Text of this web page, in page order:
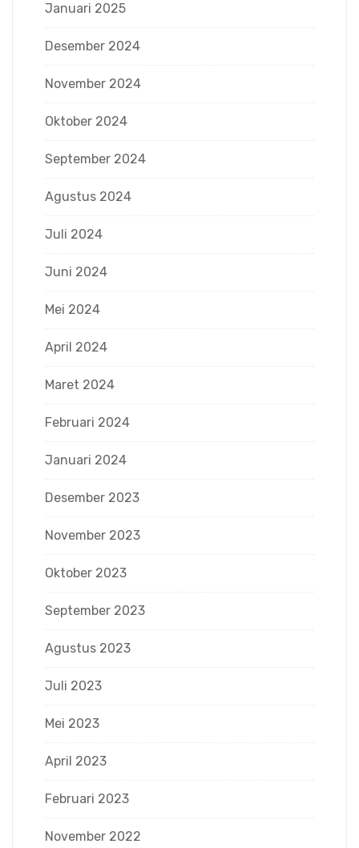
Januari 2025
Desember 2024
November 2024
Oktober 2024
September 2024
Agustus 2024
Juli 2024
Juni 2024
Mei 2024
April 2024
Maret 2024
Februari 2024
Januari 2024
Desember 2023
November 2023
Oktober 2023
September 2023
Agustus 2023
Juli 2023
Mei 2023
April 2023
Februari 2023
November 2022